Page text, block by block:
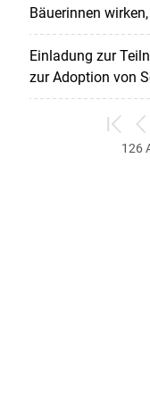
Bäuerinnen
Einladung zur
zur Adoption von
zum
ersten
126